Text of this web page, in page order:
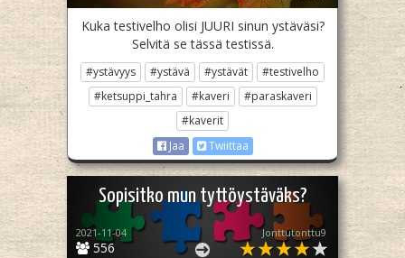
Kuka testivelho olisi JUURI sinun ystäväsi?
Selvitä se tässä testissä.
#ystävyys #ystävä #ystävät
#testivelho
#ketsuppi_tahra
#kaveri
#paraskaveri
#kaverit
Jaa
Twiittaa
Sopisitko mun tyttöystäväks?
556
2021-11-04 Jonttutonttu9